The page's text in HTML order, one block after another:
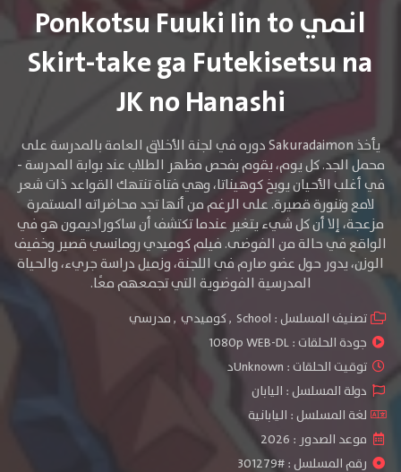
انمي Ponkotsu Fuuki Iin to
Skirt-take ga Futekisetsu na
JK no Hanashi
يأخذ Sakuradaimon دوره في لجنة الأخلاق العامة بالمدرسة على
محمل الجد. كل يوم، يقوم بفحص مظهر الطلاب عند بوابة المدرسة -
في أغلب الأحيان يوبخ كوهيناتا، وهي فتاة تنتهك القواعد ذات شعر
لامع وتنورة قصيرة. على الرغم من أنها تجد محاضراته المستمرة
مزعجة، إلا أن كل شيء يتغير عندما تكتشف أن ساكوراديمون هو في
الواقع في حالة من الفوضى. فيلم كوميدي رومانسي قصير وخفيف
الوزن، يدور حول عضو صارم في اللجنة، وزميل دراسة جريء، والحياة
المدرسية الفوضوية التي تجمعهم معًا.
تصنيف المسلسل : School
,كوميدي ,مدرسي
جودة الحلقات :1080p WEB-DL
توقيت الحلقات : Unknownد
دولة المسلسل : اليابان
لغة المسلسل : اليابانية
موعد الصدور : 2026
رقم المسلسل : #301279